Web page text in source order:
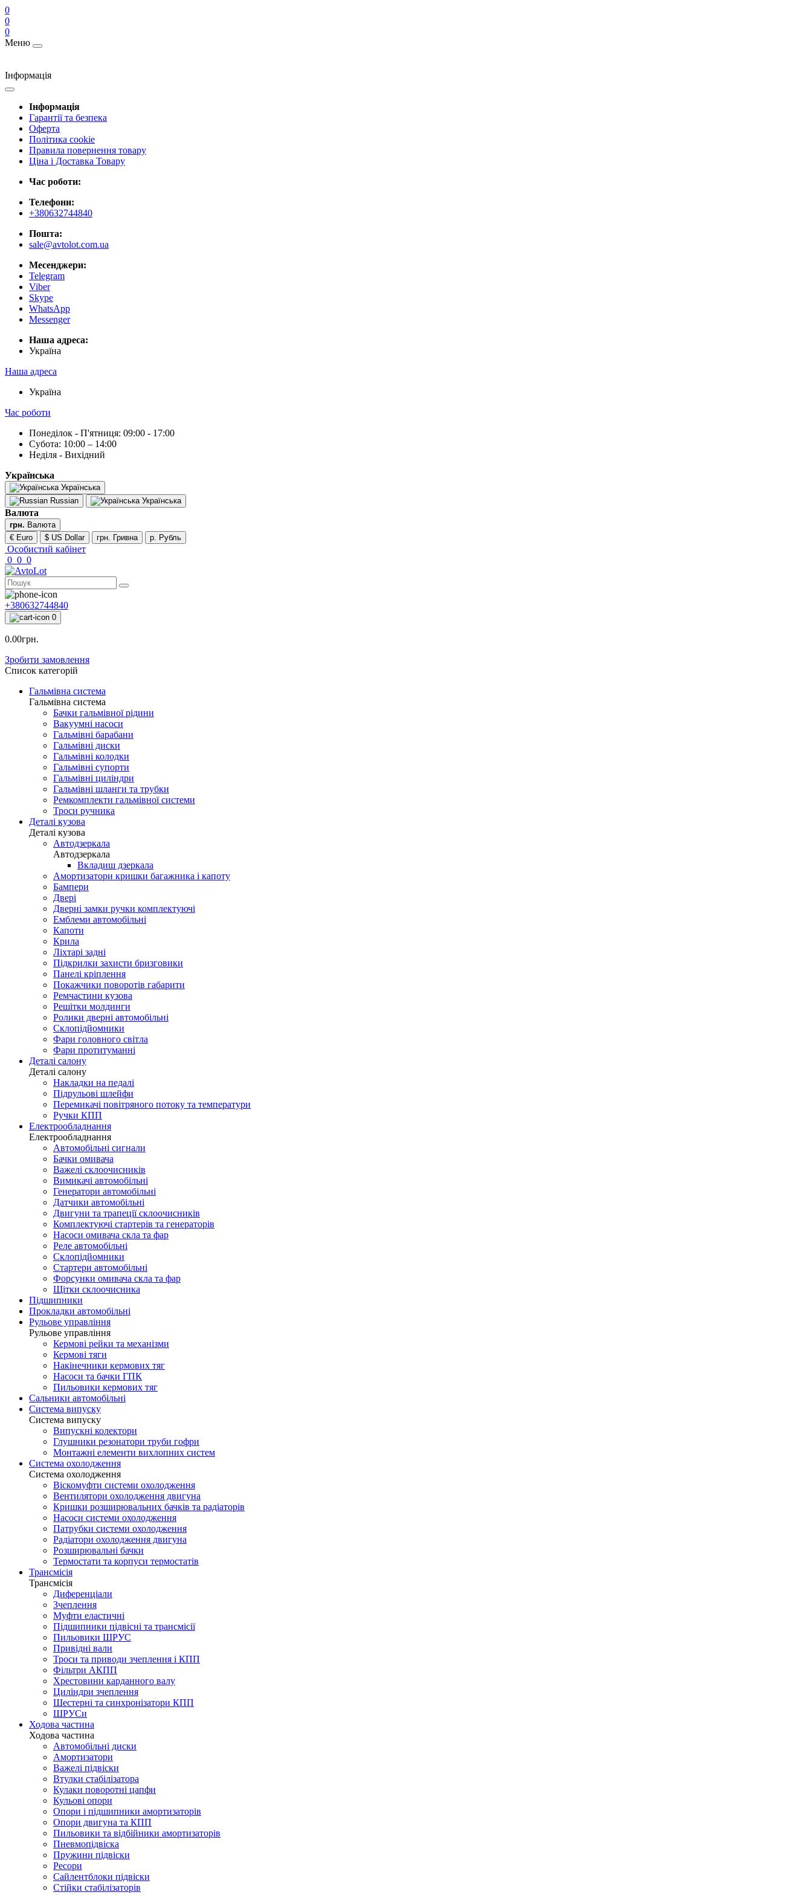
0
0
0
Меню
Інформація
Інформація
Гарантії та безпека
Оферта
Політика cookie
Правила повернення товару
Ціна і Доставка Товару
Час роботи:
Телефони:
+380632744840
Пошта:
sale@avtolot.com.ua
Месенджери:
Telegram
Viber
Skype
WhatsApp
Messenger
Наша адреса:
Українa
Наша адреса
Українa
Час роботи
Понеділок - П'ятниця: 09:00 - 17:00
Субота: 10:00 – 14:00
Неділя - Вихідний
Українська
Українська
Russian
Українська
Валюта
грн. Валюта
€ Euro
$ US Dollar грн. Гривна р. Рубль
Особистий кабінет
0 0 0
+380632744840
0
0.00грн.
Зробити замовлення
Список категорій
Гальмівна система
Гальмівна система
Бачки гальмівної рідини
Вакуумні насоси
Гальмівні барабани
Гальмівні диски
Гальмівні колодки
Гальмівні супорти
Гальмівні циліндри
Гальмівні шланги та трубки
Ремкомплекти гальмівної системи
Троси ручника
Деталі кузова
Деталі кузова
Автодзеркала
Автодзеркала
Вкладиш дзеркала
Амортизатори кришки багажника і капоту
Бампери
Двері
Дверні замки ручки комплектуючі
Емблеми автомобільні
Капоти
Крила
Ліхтарі задні
Підкрилки захисти бризговики
Панелі кріплення
Покажчики поворотів габарити
Ремчастини кузова
Решітки молдинги
Ролики дверні автомобільні
Склопідйомники
Фари головного світла
Фари протитуманні
Деталі салону
Деталі салону
Накладки на педалі
Підрульові шлейфи
Перемикачі повітряного потоку та температури
Ручки КПП
Електрообладнання
Електрообладнання
Автомобільні сигнали
Бачки омивача
Важелі склоочисників
Вимикачі автомобільні
Генератори автомобільні
Датчики автомобільні
Двигуни та трапеції склоочисників
Комплектуючі стартерів та генераторів
Насоси омивача скла та фар
Реле автомобільні
Склопідйомники
Стартери автомобільні
Форсунки омивача скла та фар
Щітки склоочисника
Підшипники
Прокладки автомобільні
Рульове управління
Рульове управління
Кермові рейки та механізми
Кермові тяги
Накінечники кермових тяг
Насоси та бачки ГПК
Пильовики кермових тяг
Сальники автомобільні
Система випуску
Система випуску
Випускні колектори
Глушники резонатори труби гофри
Монтажні елементи вихлопних систем
Система охолодження
Система охолодження
Віскомуфти системи охолодження
Вентилятори охолодження двигуна
Кришки розширювальних бачків та радіаторів
Насоси системи охолодження
Патрубки системи охолодження
Радіатори охолодження двигуна
Розширювальні бачки
Термостати та корпуси термостатів
Трансмісія
Трансмісія
Диференціали
Зчеплення
Муфти еластичні
Підшипники підвісні та трансмісії
Пильовики ШРУС
Привідні вали
Троси та приводи зчеплення і КПП
Фільтри АКПП
Хрестовини карданного валу
Циліндри зчеплення
Шестерні та синхронізатори КПП
ШРУСи
Ходова частина
Ходова частина
Автомобільні диски
Амортизатори
Важелі підвіски
Втулки стабілізатора
Кулаки поворотні цапфи
Кульові опори
Опори і підшипники амортизаторів
Опори двигуна та КПП
Пильовики та відбійники амортизаторів
Пневмопідвіска
Пружини підвіски
Ресори
Сайлентблоки підвіски
Стійки стабілізаторів